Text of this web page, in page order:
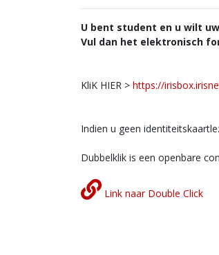
U bent student en u wilt
Vul dan het elektronisch
KliK HIER > https://
Indien u geen
Dubbelklik is een openbare
Link naar Double Click